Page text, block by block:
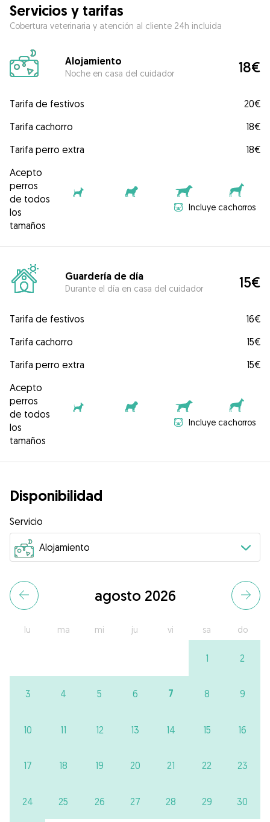
Servicios y tarifas
Cobertura veterinaria y atención al cliente 24h incluida
Alojamiento
Noche en casa del cuidador 18€
Tarifa de festivos
20€
Tarifa cachorro
18€
Tarifa perro extra
18€
Acepto
perros
de todos
los
tamaños
Incluye cachorros
Guardería de día
Durante el día en casa del cuidador 15€
Tarifa de festivos
16€
Tarifa cachorro
15€
Tarifa perro extra
15€
Acepto
perros
de todos
los
tamaños
Incluye cachorros
Disponibilidad
Servicio
agosto 2026
lu ma mi ju vi sa do
1 2
3 4 5 6 7 8 9
10 11 12 13 14 15 16
17 18 19 20 21 22 23
24 25 26 27 28 29 30